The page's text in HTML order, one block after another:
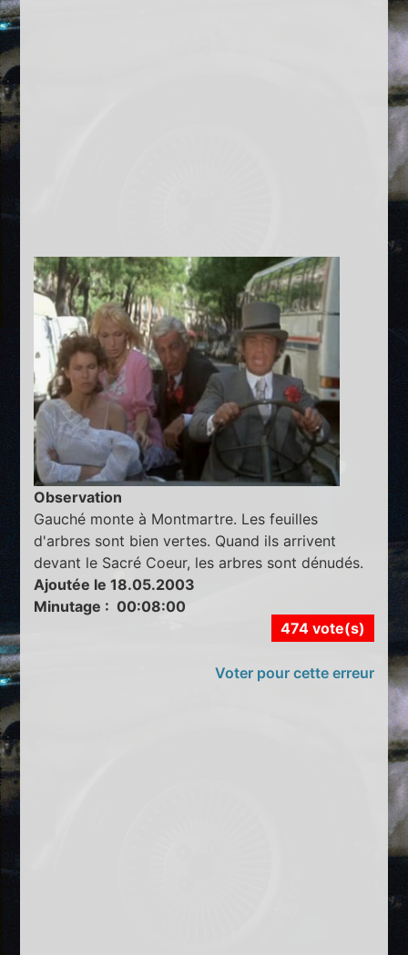
Observation
Gauché monte à Montmartre. Les feuilles
d'arbres sont bien vertes. Quand ils arrivent
devant le Sacré Coeur, les arbres sont dénudés.
Ajoutée le 18.05.2003
Minutage : 00:08:00
474 vote(s)
Voter pour cette erreur